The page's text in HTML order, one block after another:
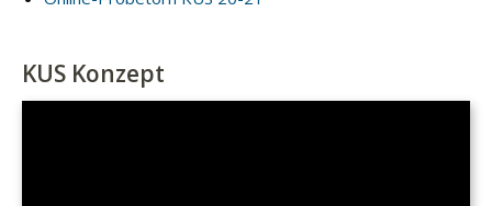
KUS Konzept